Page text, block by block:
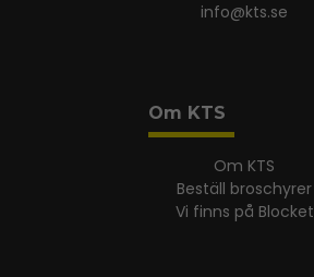
info@kts.se
Om KTS
Om KTS
Beställ broschyrer
Vi finns på Blocket